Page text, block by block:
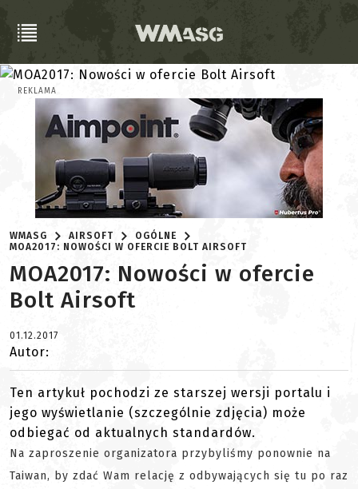
REKLAMA
WMASG AIRSOFT
OGÓLNE
MOA2017: NOWOŚCI W OFERCIE BOLT AIRSOFT
MOA2017: Nowości w ofercie
Bolt Airsoft
01.12.2017
Autor:
Ten artykuł pochodzi ze starszej wersji portalu i
jego wyświetlanie (szczególnie zdjęcia) może
odbiegać od aktualnych standardów.
Na zaproszenie organizatora przybyliśmy ponownie na
Taiwan, by zdać Wam relację z odbywających się tu po raz